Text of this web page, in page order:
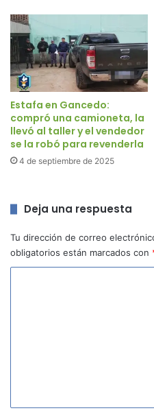
Estafa en Gancedo:
compró una camioneta, la
llevó al taller y el vendedor
se la robó para revenderla
4 de septiembre de 2025
Deja una respuesta
Tu dirección de correo
obligatorios están marcados con